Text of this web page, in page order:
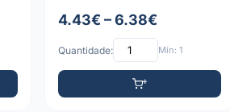
4.43€ – 6.38€
Quantidade: Mín: 1